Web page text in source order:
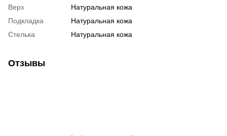
Верх
Натуральная кожа
Подкладка
Натуральная кожа
Стелька
Натуральная кожа
Отзывы